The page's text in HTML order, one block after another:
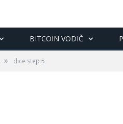
BITCOIN VODIČ
» dice step 5